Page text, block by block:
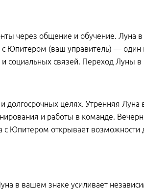
через общение и обучение. Луна
Юпитером (ваш управитель) — один
социальных связей. Переход Луны
долгосрочных целях. Утренняя
и работы в команде.
Юпитером открывает возможности
в вашем знаке усиливает